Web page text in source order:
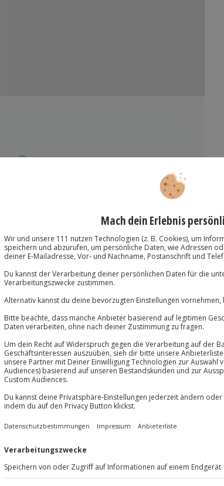
Iglutrunk zur Begrüßung in der
Freie Nutzung der Fass-Saunen
Nacht in einem romantischen
Schnee umgibt dich, während du in den
oder mit einem Begrüßungstrunk in der
Abends genießt du ein herzhaftes
Atmosphäre. Eingekuschelt in
du die Stille der Alpen und startest
im Restaurant Höfatsblick in den Tag.
dich und sorgt für dein Wohlbefinden.
Erlebnis und trau dich raus!